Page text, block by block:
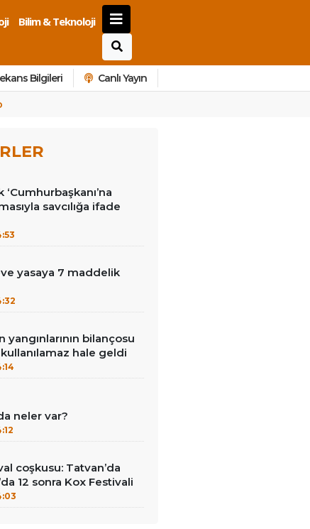
Bilim & Teknoloji
Bilgileri Canlı Yayın
savcılığa ifade
yasaya 7 maddelik
yangınlarının bilançosu
hale geldi
neler var?
coşkusu: Tatvan’da
12 sonra Kox Festivali